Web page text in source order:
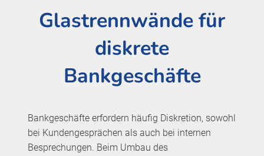
Glastrennwände für
diskrete
Bankgeschäfte
Bankgeschäfte erfordern häufig Diskretion, sowohl
bei Kundengesprächen als auch bei internen
Besprechungen. Beim Umbau des